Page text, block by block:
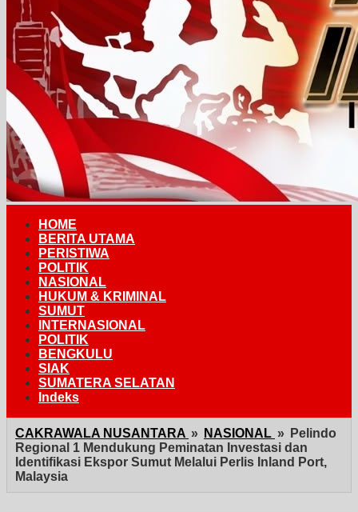
HOME
BERITA UTAMA
PERISTIWA
POLITIK
NASIONAL
HUKUM & KRIMINAL
SUMUT
INTERNASIONAL
POLITIK
BENGKULU
SIAK
SUMATERA SELATAN
Indeks
CAKRAWALA NUSANTARA » NASIONAL » Pelindo
Regional 1 Mendukung Peminatan Investasi dan
Identifikasi Ekspor Sumut Melalui Perlis Inland Port,
Malaysia